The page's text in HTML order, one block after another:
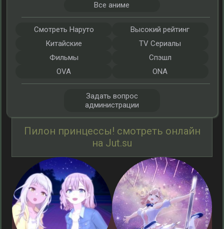
Пилон принцессы! смотреть онлайн
на Jut.su
Все аниме
Смотреть Наруто
Высокий рейтинг
Китайские
TV Сериалы
Фильмы
Спэшл
OVA
ONA
Задать вопрос
администрации